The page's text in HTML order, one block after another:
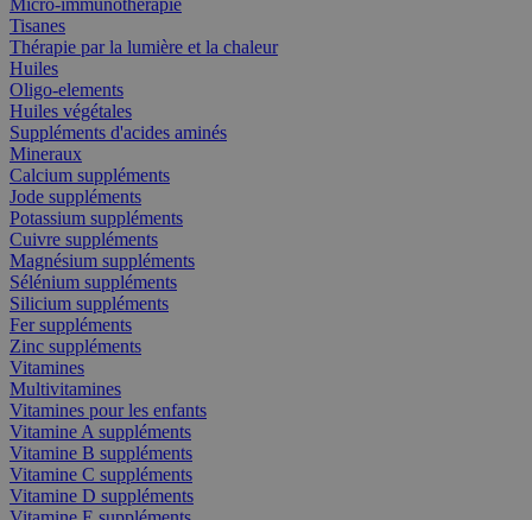
Micro-immunotherapie
Tisanes
Thérapie par la lumière et la chaleur
Huiles
Oligo-elements
Huiles végétales
Suppléments d'acides aminés
Mineraux
Calcium suppléments
Jode suppléments
Potassium suppléments
Cuivre suppléments
Magnésium suppléments
Sélénium suppléments
Silicium suppléments
Fer suppléments
Zinc suppléments
Vitamines
Multivitamines
Vitamines pour les enfants
Vitamine A suppléments
Vitamine B suppléments
Vitamine C suppléments
Vitamine D suppléments